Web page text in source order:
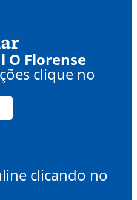
O Florense
clique no
clicando no